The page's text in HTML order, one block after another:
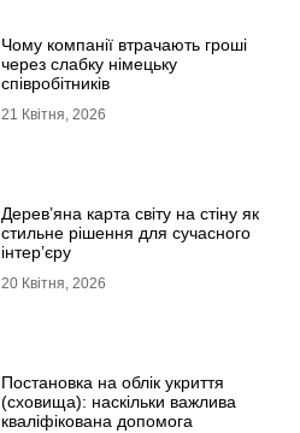
Чому компанії втрачають гроші
через слабку німецьку
співробітників
21 Квітня, 2026
Дерев’яна карта світу на стіну як
стильне рішення для сучасного
інтер’єру
20 Квітня, 2026
Постановка на облік укриття
(сховища): наскільки важлива
кваліфікована допомога